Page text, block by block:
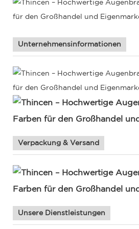
Unternehmensinformationen
Verpackung & Versand
Unsere Dienstleistungen